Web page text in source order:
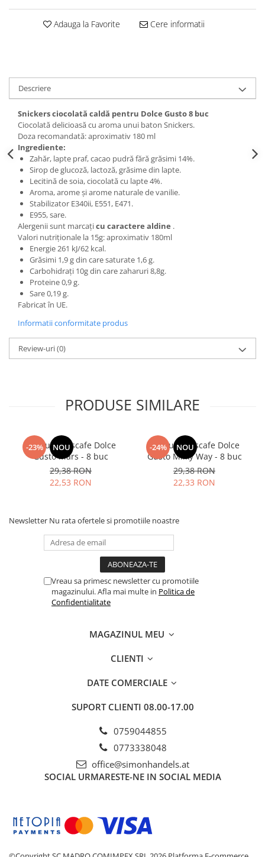
Adauga la Favorite Cere informatii
Descriere
Snickers ciocolată caldă pentru Dolce Gusto 8 buc
Ciocolată delicioasă cu aroma unui baton Snickers.
Doza recomandată: aproximativ 180 ml
Ingrediente:
Zahăr, lapte praf, cacao pudră fără grăsimi 14%.
Sirop de glucoză, lactoză, grăsime din lapte.
Lecitină de soia, ciocolată cu lapte 4%.
Aroma, arome și arome naturale de vanilie.
Stabilizator E340ii, E551, E471.
E955, sare.
Alergenii sunt marcațicu caractere aldine .
Valori nutriționale la 15g: aproximativ 180ml
Energie 261 kJ/62 kcal.
Grăsimi 1,9 g din care saturate 1,6 g.
Carbohidrați 10g din care zaharuri 8,8g.
Proteine ​​0,9 g.
Sare 0,19 g.
Fabricat în UE.
Informatii conformitate produs
Review-uri(0)
PRODUSE SIMILARE
-23% NOU
Capsule Nescafe Dolce
Gusto Mars - 8 buc
29,38 RON
22,53 RON
-24% NOU
Capsule Nescafe Dolce
Gusto Milky Way - 8 buc
29,38 RON
22,33 RON
Newsletter Nu rata ofertele si promotiile noastre
Vreau sa primesc newsletter cu promotiile
magazinului. Afla mai multe in Politica de
Confidentialitate
MAGAZINUL MEU
CLIENTI
DATE COMERCIALE
SUPORT CLIENTI 08.00-17.00
0759044855
0773338048
office@simonhandels.at
SOCIAL URMARESTE-NE IN SOCIAL MEDIA